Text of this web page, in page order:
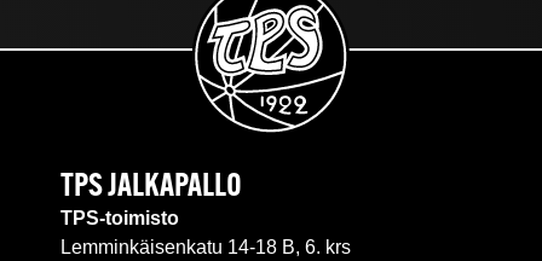
TPS JALKAPALLO
TPS-toimisto
Lemminkäisenkatu 14-18 B, 6. krs